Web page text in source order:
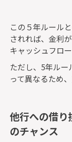
この５年ルール
されれば、金利
キャッシュフロ
ただし、5年ル
って異なるため
他行への借り
のチャンス